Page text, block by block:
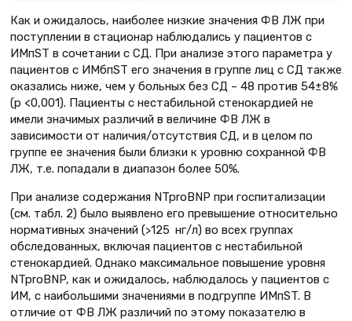
Как и ожидалось, наиболее низкие значения ФВ ЛЖ при
поступлении в стационар наблюдались у пациентов с
ИМпST в сочетании с СД. При анализе этого параметра у
пациентов с ИМбпST его значения в группе лиц с СД также
оказались ниже, чем у больных без СД – 48 против 54±8%
(р <0,001). Пациенты с нестабильной стенокардией не
имели значимых различий в величине ФВ ЛЖ в
зависимости от наличия/отсутствия СД, и в целом по
группе ее значения были близки к уровню сохранной ФВ
ЛЖ, т.е. попадали в диапазон более 50%.
При анализе содержания NTproBNP при госпитализации
(см. табл. 2) было выявлено его превышение относительно
нормативных значений (>125 нг/л) во всех группах
обследованных, включая пациентов с нестабильной
стенокардией. Однако максимальное повышение уровня
NTproBNP, как и ожидалось, наблюдалось у пациентов с
ИМ, с наибольшими значениями в подгруппе ИМпST. В
отличие от ФВ ЛЖ различий по этому показателю в